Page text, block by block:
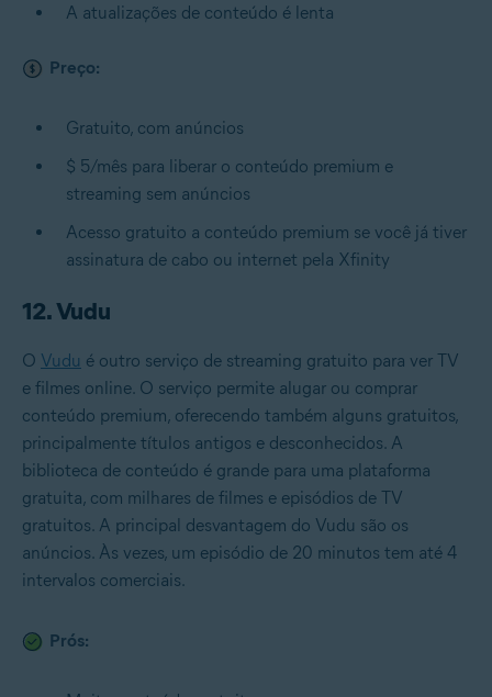
A atualizações de conteúdo é lenta
Preço:
Gratuito, com anúncios
$ 5/mês para liberar o conteúdo premium e
streaming sem anúncios
Acesso gratuito a conteúdo premium se você já tiver
assinatura de cabo ou internet pela Xfinity
12. Vudu
O Vudu é outro serviço de streaming gratuito para ver TV
e filmes online. O serviço permite alugar ou comprar
conteúdo premium, oferecendo também alguns gratuitos,
principalmente títulos antigos e desconhecidos. A
biblioteca de conteúdo é grande para uma plataforma
gratuita, com milhares de filmes e episódios de TV
gratuitos. A principal desvantagem do Vudu são os
anúncios. Às vezes, um episódio de 20 minutos tem até 4
intervalos comerciais.
Prós: